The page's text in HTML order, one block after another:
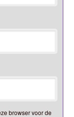
browser voor de